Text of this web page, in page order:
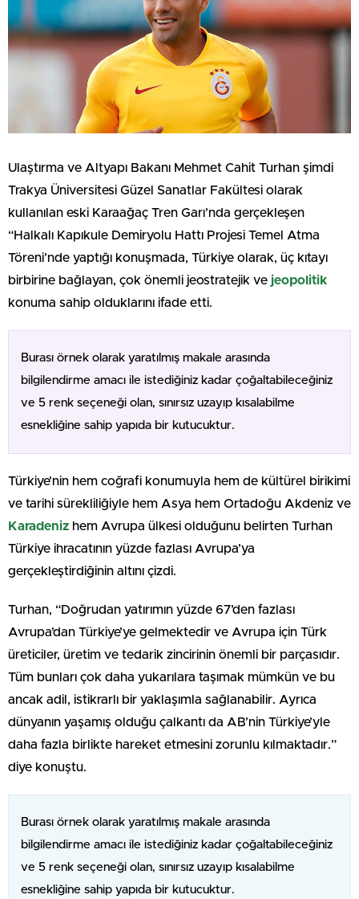
Ulaştırma ve Altyapı Bakanı Mehmet Cahit Turhan şimdi
Trakya Üniversitesi Güzel Sanatlar Fakültesi olarak
kullanılan eski Karaağaç Tren Garı’nda gerçekleşen
“Halkalı Kapıkule Demiryolu Hattı Projesi Temel Atma
Töreni’nde yaptığı konuşmada, Türkiye olarak, üç kıtayı
birbirine bağlayan, çok önemli jeostratejik ve jeopolitik
konuma sahip olduklarını ifade etti.
Burası örnek olarak yaratılmış makale arasında
bilgilendirme amacı ile istediğiniz kadar çoğaltabileceğiniz
ve 5 renk seçeneği olan, sınırsız uzayıp kısalabilme
esnekliğine sahip yapıda bir kutucuktur.
Türkiye’nin hem coğrafi konumuyla hem de kültürel birikimi
ve tarihi sürekliliğiyle hem Asya hem Ortadoğu Akdeniz ve
Karadeniz hem Avrupa ülkesi olduğunu belirten Turhan
Türkiye ihracatının yüzde fazlası Avrupa’ya
gerçekleştirdiğinin altını çizdi.
Turhan, “Doğrudan yatırımın yüzde 67’den fazlası
Avrupa’dan Türkiye’ye gelmektedir ve Avrupa için Türk
üreticiler, üretim ve tedarik zincirinin önemli bir parçasıdır.
Tüm bunları çok daha yukarılara taşımak mümkün ve bu
ancak adil, istikrarlı bir yaklaşımla sağlanabilir. Ayrıca
dünyanın yaşamış olduğu çalkantı da AB’nin Türkiye’yle
daha fazla birlikte hareket etmesini zorunlu kılmaktadır.”
diye konuştu.
Burası örnek olarak yaratılmış makale arasında
bilgilendirme amacı ile istediğiniz kadar çoğaltabileceğiniz
ve 5 renk seçeneği olan, sınırsız uzayıp kısalabilme
esnekliğine sahip yapıda bir kutucuktur.